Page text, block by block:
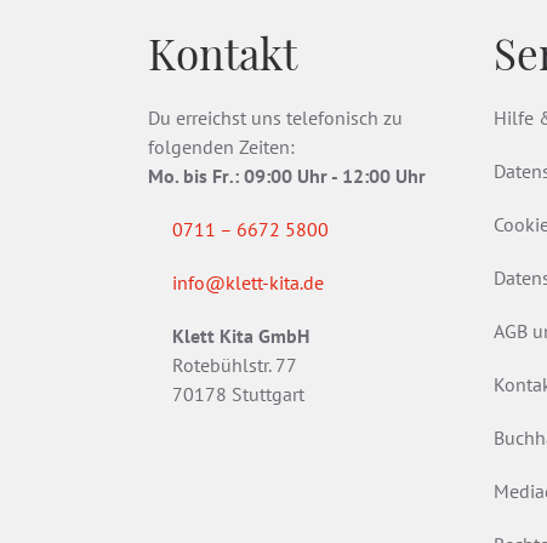
Kontakt
Du erreichst uns telefonisch zu
folgenden Zeiten:
Mo. bis Fr.: 09:00 Uhr - 12:00 Uhr
0711 – 6672 5800
info@klett-kita.de
Klett Kita GmbH
Rotebühlstr. 77
70178 Stuttgart
Hilfe
AGB